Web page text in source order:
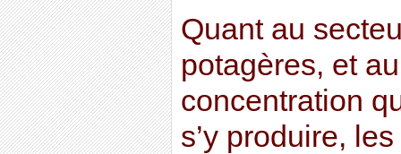
Quant au
potagères, et
concentration
s’y produire,